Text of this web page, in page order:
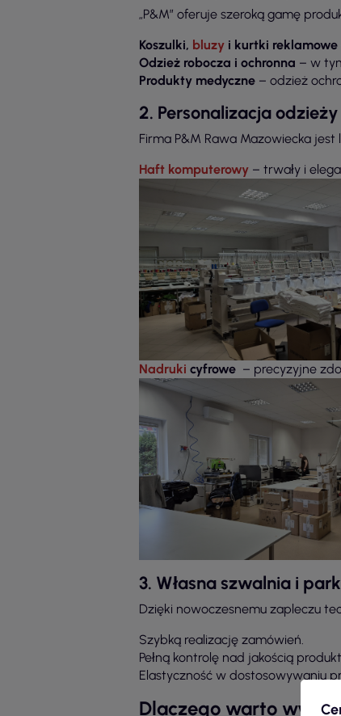
„P&M” oferuje szeroką gamę
Koszulki, bluzy i kurtki reklamowe
Odzież robocza i ochronna – w
Produkty medyczne – odzież
2. Personalizacja
Firma P&M Rawa Mazowiecka
Haft komputerowy – trwały i
Nadruki cyfrowe – precyzyjne
3. Własna szwalnia i
Dzięki nowoczesnemu zapleczu
Szybką realizację zamówień.
Pełną kontrolę nad jakością
Elastyczność w dostosowywaniu
Dlaczego warto